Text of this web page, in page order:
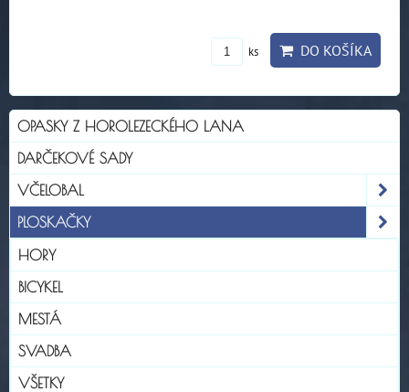
ks DO KOŠÍKA
OPASKY Z HOROLEZECKÉHO LANA
DARČEKOVÉ SADY
VČELOBAL
PLOSKAČKY
HORY
BICYKEL
MESTÁ
SVADBA
VŠETKY